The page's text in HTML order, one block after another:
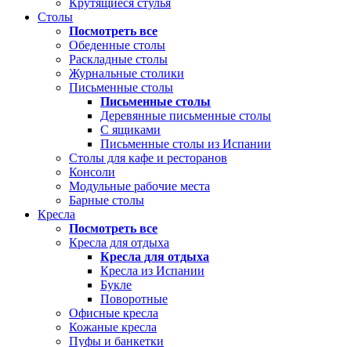
Крутящиеся стулья
Столы
Посмотреть все
Обеденные столы
Раскладные столы
Журнальные столики
Письменные столы
Письменные столы
Деревянные письменные столы
С ящиками
Письменные столы из Испании
Столы для кафе и ресторанов
Консоли
Модульные рабочие места
Барные столы
Кресла
Посмотреть все
Кресла для отдыха
Кресла для отдыха
Кресла из Испании
Букле
Поворотные
Офисные кресла
Кожаные кресла
Пуфы и банкетки